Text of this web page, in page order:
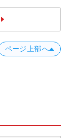
ページ上部へ